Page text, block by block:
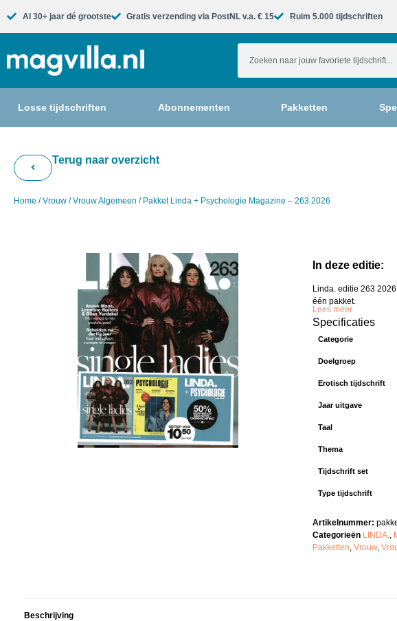
Al 30+ jaar dé grootste​ Gratis verzending via PostNL v.a. € 15 Ruim 5.000 tijdschriften​
Losse tijdschriften Abonnementen Pakketten
Terug naar overzicht
Home /Vrouw /Vrouw Algemeen / Pakket Linda + Psychologie Magazine – 263 2026
In deze editie:
Linda. editie 263
één pakket.
Lees meer
Specificaties
Categorie
Doelgroep
Erotisch tijdschrift
Jaar uitgave
Taal
Thema
Tijdschrift set
Type tijdschrift
Artikelnummer:
Categorieën LINDA.,
Pakketten,Vrouw,
Beschrijving